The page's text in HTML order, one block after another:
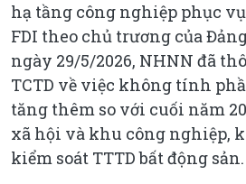
hạ tầng công nghiệp phục
FDI theo chủ trương của
ngày 29/5/2026, NHNN đã
TCTD về việc không tính
tăng thêm so với cuối năm
xã hội và khu công nghiệp,
kiểm soát TTTD bất động sản.